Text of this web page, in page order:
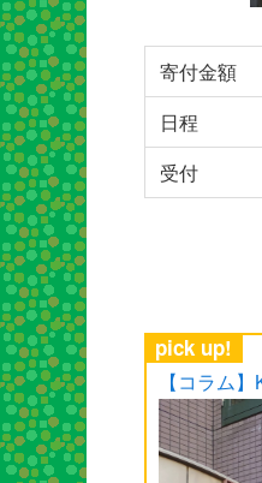
寄付金額
日程
受付
pick up!
【コラム